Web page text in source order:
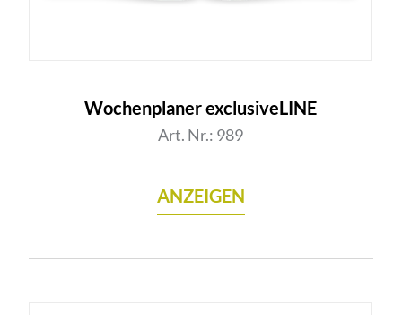
Wochenplaner exclusiveLINE
Art. Nr.: 989
ANZEIGEN